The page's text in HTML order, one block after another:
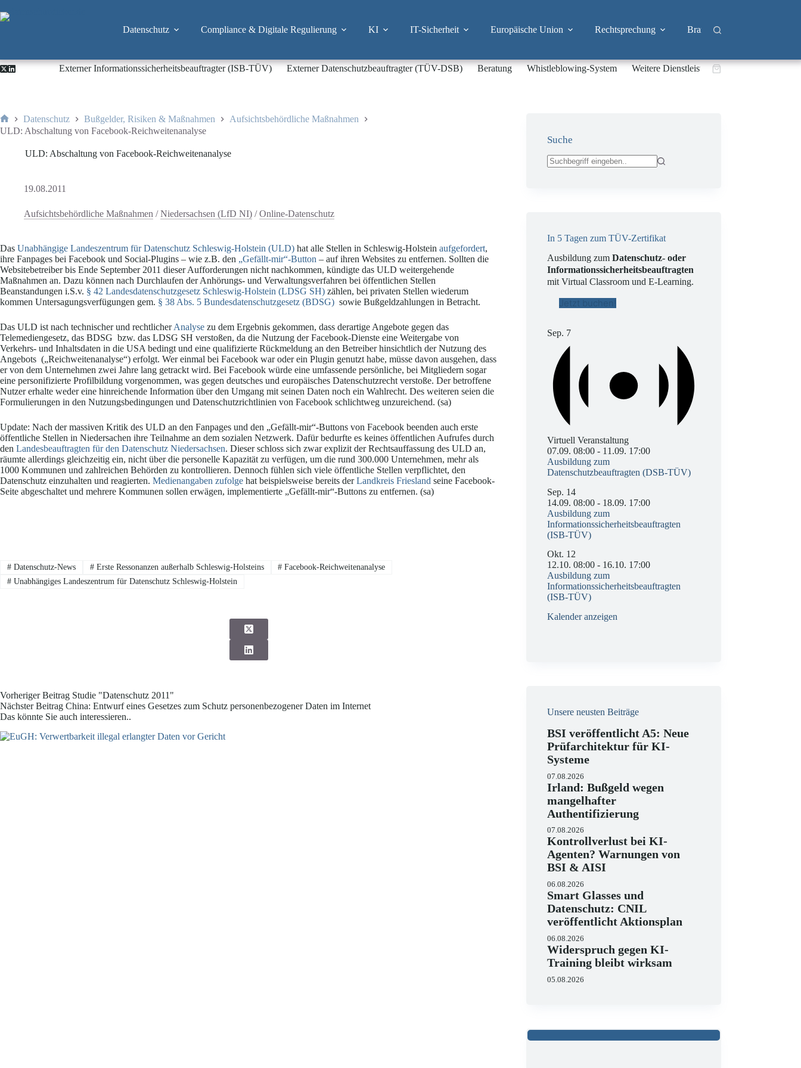
Inhalt
Datenschutz Compliance & Digitale Regulierung KI IT-Sicherheit Europäische Union Rechtsprechung Branchen
Externer Informationssicherheitsbeauftragter (ISB-TÜV) Externer Datenschutzbeauftragter (TÜV-DSB) Beratung Whistleblowing-System Weitere DienstleistungenWarenkorb
Start
Datenschutz Bußgelder, Risiken & Maßnahmen
Aufsichtsbehördliche Maßnahmen
ULD: Abschaltung von Facebook-Reichweitenanalyse
ULD: Abschaltung von Facebook-Reichweitenanalyse
19.08.2011
Aufsichtsbehördliche Maßnahmen /Niedersachsen (LfD NI) /Online-Datenschutz
Das Unabhängige Landeszentrum für Datenschutz Schleswig-Holstein (ULD) hat alle Stellen in Schleswig-Holstein aufgefordert,
ihre Fanpages bei Facebook und Social-Plugins – wie z.B. den „Gefällt-mir“-Button – auf ihren Websites zu entfernen. Sollten die
Websitebetreiber bis Ende September 2011 dieser Aufforderungen nicht nachkommen, kündigte das ULD weitergehende
Maßnahmen an. Dazu können nach Durchlaufen der Anhörungs- und Verwaltungsverfahren bei öffentlichen Stellen
Beanstandungen i.S.v. § 42 Landesdatenschutzgesetz Schleswig-Holstein (LDSG SH) zählen, bei privaten Stellen wiederum
kommen Untersagungsverfügungen gem. § 38 Abs. 5 Bundesdatenschutzgesetz (BDSG) sowie Bußgeldzahlungen in Betracht.
Das ULD ist nach technischer und rechtlicherAnalyse zu dem Ergebnis gekommen, dass derartige Angebote gegen das
Telemediengesetz, das BDSG bzw. das LDSG SH verstoßen, da die Nutzung der Facebook-Dienste eine Weitergabe von
Verkehrs- und Inhaltsdaten in die USA bedingt und eine qualifizierte Rückmeldung an den Betreiber hinsichtlich der Nutzung des
Angebots („Reichweitenanalyse“) erfolgt. Wer einmal bei Facebook war oder ein Plugin genutzt habe, müsse davon ausgehen, dass
er von dem Unternehmen zwei Jahre lang getrackt wird. Bei Facebook würde eine umfassende persönliche, bei Mitgliedern sogar
eine personifizierte Profilbildung vorgenommen, was gegen deutsches und europäisches Datenschutzrecht verstoße. Der betroffene
Nutzer erhalte weder eine hinreichende Information über den Umgang mit seinen Daten noch ein Wahlrecht. Des weiteren seien die
Formulierungen in den Nutzungsbedingungen und Datenschutzrichtlinien von Facebook schlichtweg unzureichend. (sa)
Update: Nach der massiven Kritik des ULD an den Fanpages und den „Gefällt-mir“-Buttons von Facebook beenden auch erste
öffentliche Stellen in Niedersachen ihre Teilnahme an dem sozialen Netzwerk. Dafür bedurfte es keines öffentlichen Aufrufes durch
den Landesbeauftragten für den Datenschutz Niedersachsen. Dieser schloss sich zwar explizit der Rechtsauffassung des ULD an,
räumte allerdings gleichzeitig ein, nicht über die personelle Kapazität zu verfügen, um die rund 300.000 Unternehmen, mehr als
1000 Kommunen und zahlreichen Behörden zu kontrollieren. Dennoch fühlen sich viele öffentliche Stellen verpflichtet, den
Datenschutz einzuhalten und reagierten. Medienangaben zufolge hat beispielsweise bereits derLandkreis Friesland seine Facebook-
Seite abgeschaltet und mehrere Kommunen sollen erwägen, implementierte „Gefällt-mir“-Buttons zu entfernen. (sa)
#Datenschutz-News #Erste Ressonanzen außerhalb Schleswig-Holsteins # Facebook-Reichweitenanalyse
#Unabhängiges Landeszentrum für Datenschutz Schleswig-Holstein
VorherigerBeitrag Studie "Datenschutz 2011"
NächsterBeitrag China: Entwurf eines Gesetzes zum Schutz personenbezogener Daten im Internet
Das könnte Sie auch interessieren..
Suche
In 5 Tagen zum TÜV-Zertifikat
Ausbildung zumDatenschutz- oder
Informationssicherheitsbeauftragten
mit Virtual Classroom und E-Learning.
Jetzt buchen!
Sep. 7
Virtuell Veranstaltung
07.09. 08:00 - 11.09. 17:00
Ausbildung zum
Datenschutzbeauftragten (DSB-TÜV)
Sep. 14
14.09. 08:00 - 18.09. 17:00
Ausbildung zum
Informationssicherheitsbeauftragten
(ISB-TÜV)
Okt. 12
12.10. 08:00 - 16.10. 17:00
Ausbildung zum
Informationssicherheitsbeauftragten
(ISB-TÜV)
Kalender anzeigen
Unsere neusten Beiträge
BSI veröffentlicht A5: Neue
Prüfarchitektur für KI-
Systeme
07.08.2026
Irland: Bußgeld wegen
mangelhafter
Authentifizierung
07.08.2026
Kontrollverlust bei KI-
Agenten? Warnungen von
BSI & AISI
06.08.2026
Smart Glasses und
Datenschutz: CNIL
veröffentlicht Aktionsplan
06.08.2026
Widerspruch gegen KI-
Training bleibt wirksam
05.08.2026